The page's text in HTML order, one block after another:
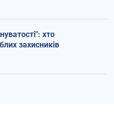
хто
захисників